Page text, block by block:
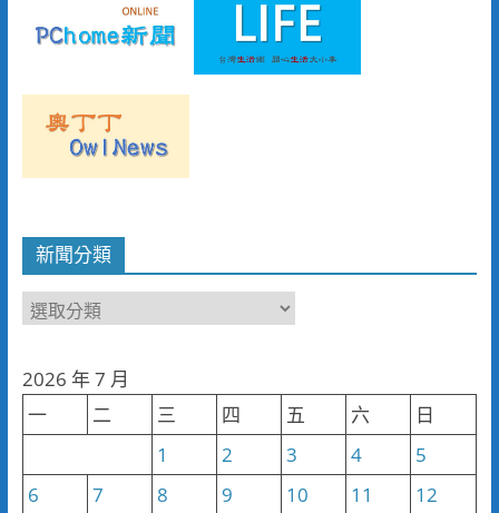
新聞分類
新
類
2026 年 7 月
一
二 三 四 五 六
日
1
2 3 4
5
6
7 8 9 10 11
12